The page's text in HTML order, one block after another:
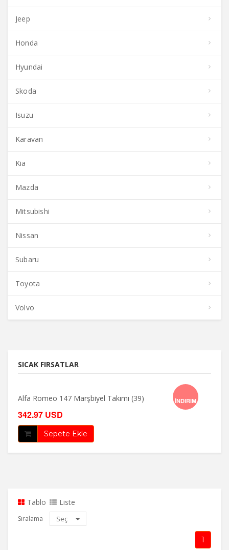
Jeep
Honda
Hyundai
Skoda
Isuzu
Karavan
Kia
Mazda
Mitsubishi
Nissan
Subaru
Toyota
Volvo
SICAK FIRSATLAR
İNDIRIM
Gün Saat
Alfa Romeo 147 Marşbiyel Takımı (39)
342.97 USD
Sepete Ekle
Tablo Liste
Sıralama Seç
1